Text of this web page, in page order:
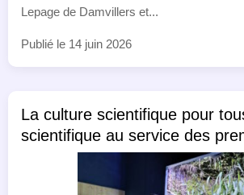
Lepage de Damvillers et...
Publié le 14 juin 2026
La culture scientifique pour
scientifique au service des